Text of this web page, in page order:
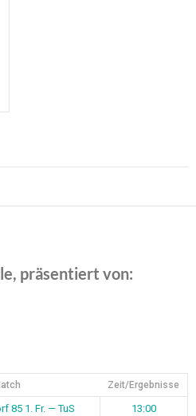
präsentiert von:
Zeit/Ergebnisse
85 1. Fr. — TuS
13:00